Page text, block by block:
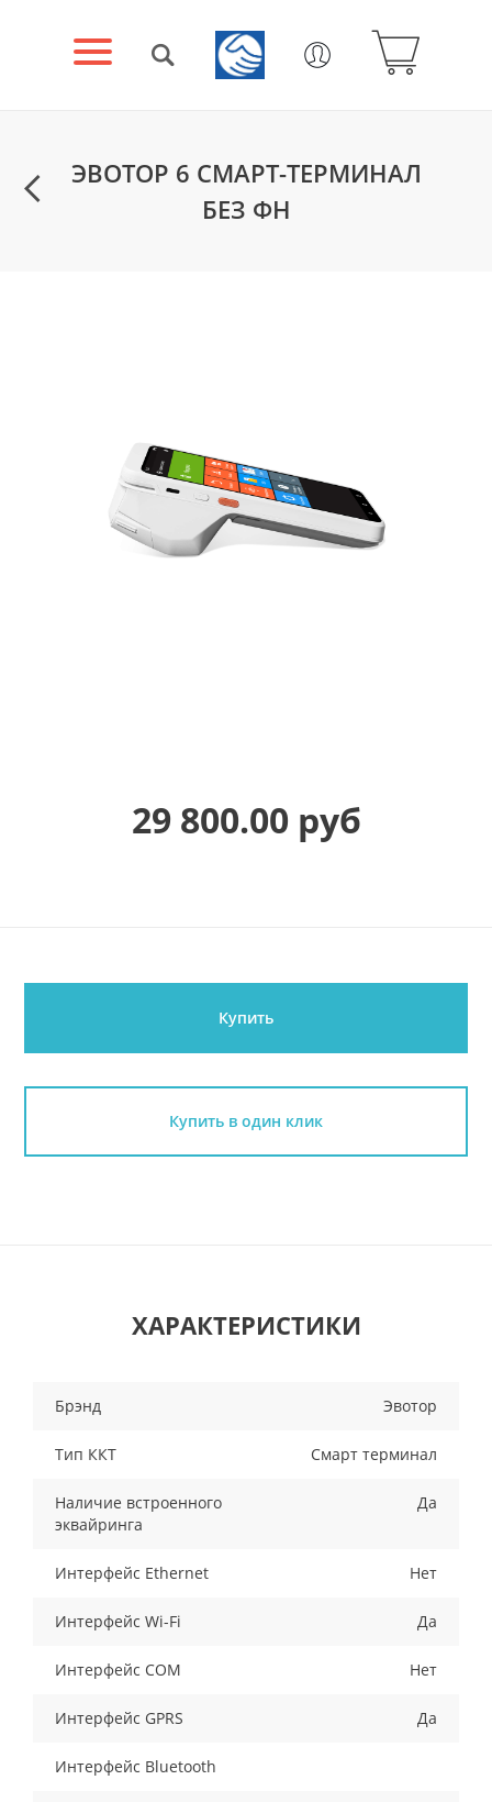
ЭВОТОР 6 СМАРТ-ТЕРМИНАЛ
БЕЗ ФН
29 800.00 руб
Купить
Купить в один клик
ХАРАКТЕРИСТИКИ
Брэнд Эвотор
Тип ККТ Смарт терминал
Наличие встроенного
эквайринга
Да
Интерфейс Ethernet Нет
Интерфейс Wi-Fi Да
Интерфейс COM Нет
Интерфейс GPRS Да
Интерфейс Bluetooth